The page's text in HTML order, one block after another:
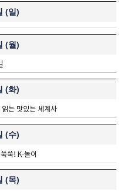
(일)
(월)
(화)
는 맛있는 세계사
(수)
쑥! K-놀이
(목)